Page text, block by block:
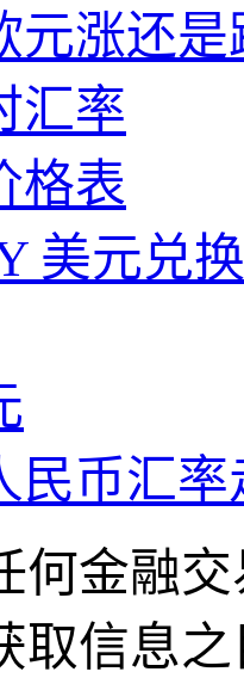
元涨还是
汇率
格表
美元兑
民币汇率
何金融
取信息